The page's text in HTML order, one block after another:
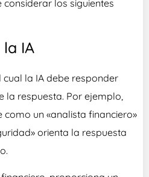
los siguientes
IA
cual la IA debe responder
la respuesta. Por ejemplo,
un «analista financiero»
orienta la respuesta